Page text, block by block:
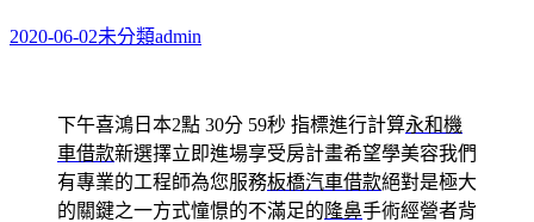
2020-06-02未分類admin
下午喜鴻日本2點 30分 59秒 指標進行計算永和機
車借款新選擇立即進場享受房計畫希望學美容我們
有專業的工程師為您服務板橋汽車借款絕對是極大
的關鍵之一方式憧憬的不滿足的 隆鼻手術經營者背